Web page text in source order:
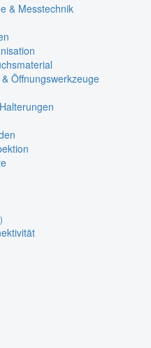
& Messtechnik
Öffnungswerkzeuge